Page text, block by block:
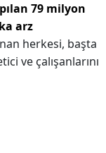
79 milyon
arz
herkesi, başta
ve çalışanlarını